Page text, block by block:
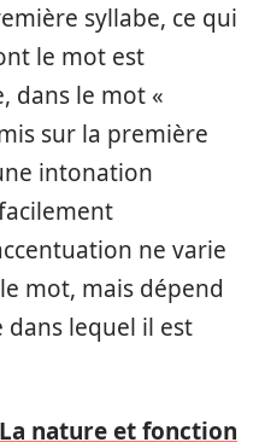
syllabe, ce qui
le mot est
dans le mot «
sur la première
intonation
ne varie
mot, mais dépend
lequel il est
La nature et fonction